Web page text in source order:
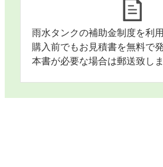
雨水タンクの補助金制度を利
購入前でもお見積書を無料で
本書が必要な場合は郵送致しま